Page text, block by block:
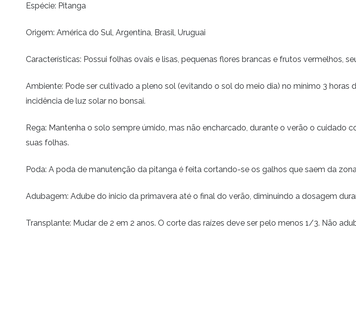
Espécie: Pitanga
Origem: América do Sul, Argentina, Brasil, Uruguai
Características: Possui folhas ovais e lisas, pequenas flores brancas e frutos vermelhos,
Ambiente: Pode ser cultivado a pleno sol (evitando o sol do meio dia) no mínimo 3
incidência de luz solar no bonsai.
Rega: Mantenha o solo sempre úmido, mas não encharcado, durante o verão o cuidado
suas folhas.
Poda: A poda de manutenção da pitanga é feita cortando-se os galhos que saem da
Adubagem: Adube do inicio da primavera até o final do verão, diminuindo a dosagem
Transplante: Mudar de 2 em 2 anos. O corte das raízes deve ser pelo menos 1/3. Não